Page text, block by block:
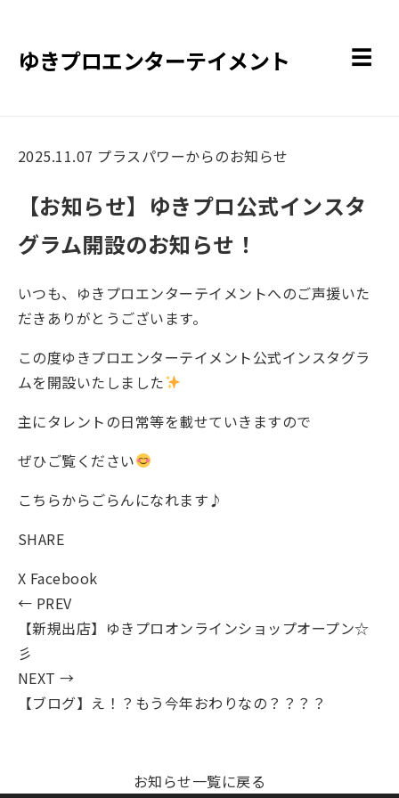
ゆきプロエンターテイメント ☰
2025.11.07 プラスパワーからのお知らせ
【お知らせ】ゆきプロ公式インスタ
グラム開設のお知らせ！
いつも、ゆきプロエンターテイメントへのご声援いた
だきありがとうございます。
この度ゆきプロエンターテイメント公式インスタグラ
ムを開設いたしました
主にタレントの日常等を載せていきますので
ぜひご覧ください
こちらからごらんになれます♪
SHARE
X Facebook
← PREV
【新規出店】ゆきプロオンラインショップオープン☆
彡
NEXT →
【ブログ】え！？もう今年おわりなの？？？？
お知らせ一覧に戻る